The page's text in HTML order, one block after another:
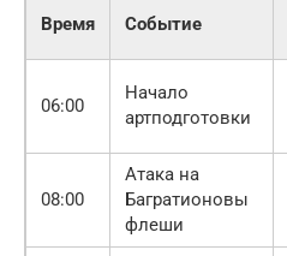
Время Событие
06:00
Начало
артподготовки
08:00
Атака на
Багратионовы
флеши